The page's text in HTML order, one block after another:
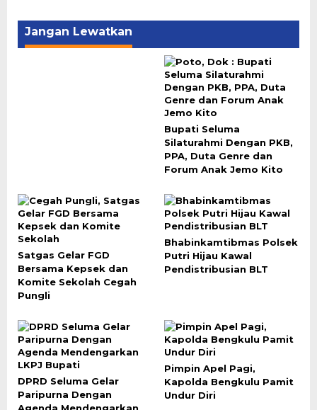
Jangan Lewatkan
Bupati Seluma
Silaturahmi Dengan PKB,
PPA, Duta Genre dan
Forum Anak Jemo Kito
Satgas Gelar FGD
Bersama Kepsek dan
Komite Sekolah Cegah
Pungli
Bhabinkamtibmas Polsek
Putri Hijau Kawal
Pendistribusian BLT
DPRD Seluma Gelar
Paripurna Dengan
Pimpin Apel Pagi,
Kapolda Bengkulu Pamit
Undur Diri